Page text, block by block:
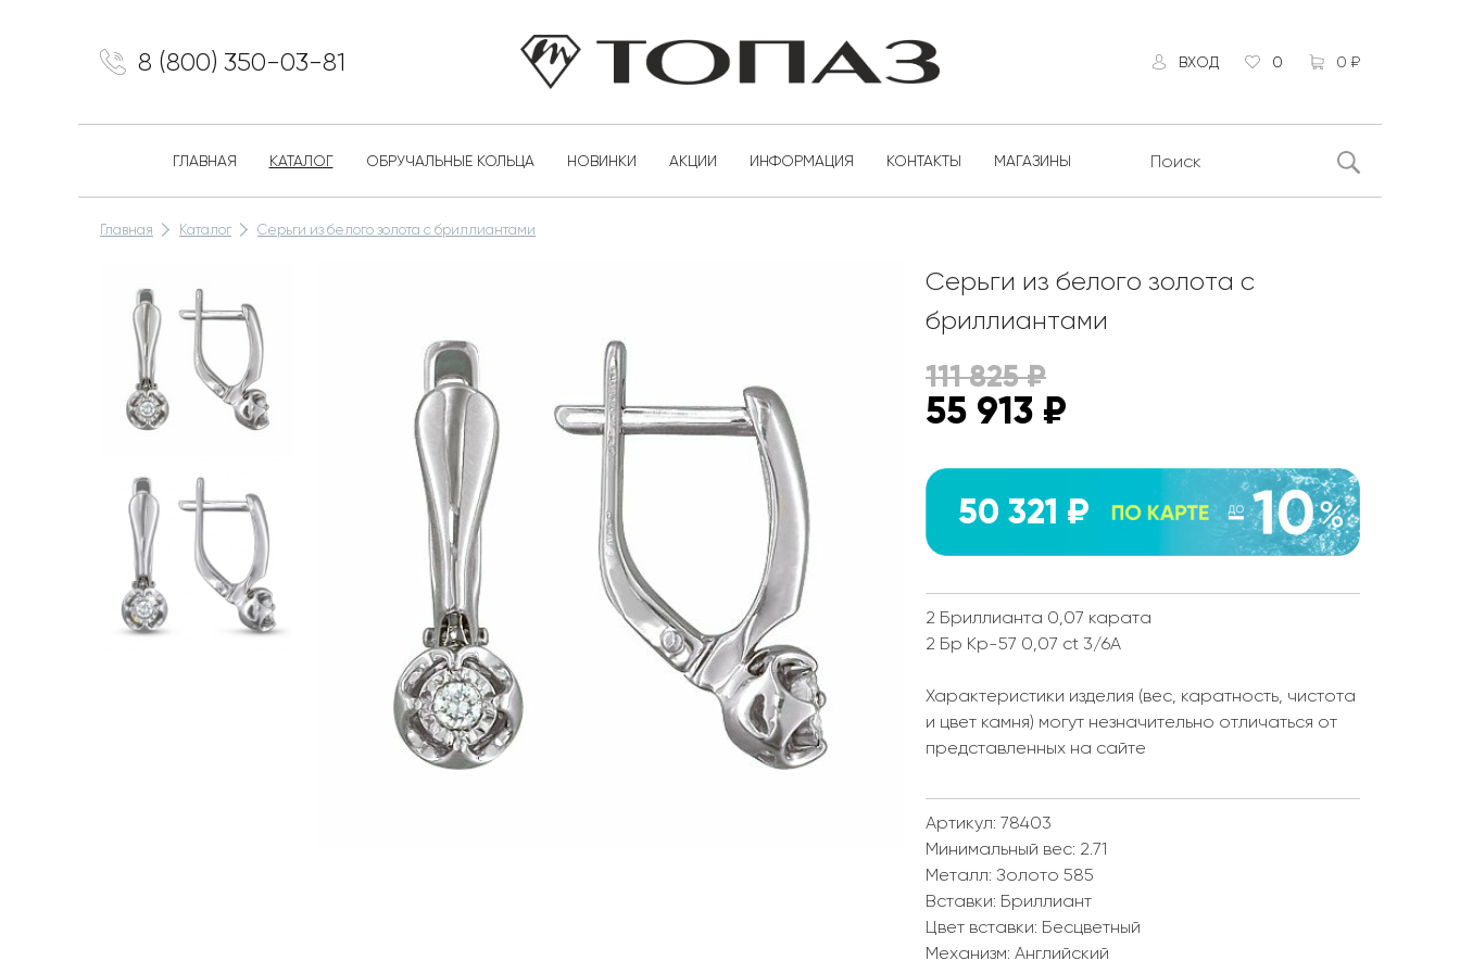
8 (800) 350-03-81 ВХОД 0 0 ₽
ГЛАВНАЯ КАТАЛОГ ОБРУЧАЛЬНЫЕ КОЛЬЦА НОВИНКИ АКЦИИ ИНФОРМАЦИЯ КОНТАКТЫ МАГАЗИНЫ
Главная Каталог Серьги из белого золота с бриллиантами
Серьги из белого золота с
бриллиантами
111 825₽
55 913 ₽
50 321 ₽
2 Бриллианта 0,07 карата
2 Бр Кр-57 0,07 ct 3/6А
Характеристики изделия (вес, каратность, чистота
и цвет камня) могут незначительно отличаться от
представленных на сайте
Артикул: 78403
Минимальный вес: 2.71
Металл: Золото 585
Вставки: Бриллиант
Цвет вставки: Бесцветный
Механизм: Английский